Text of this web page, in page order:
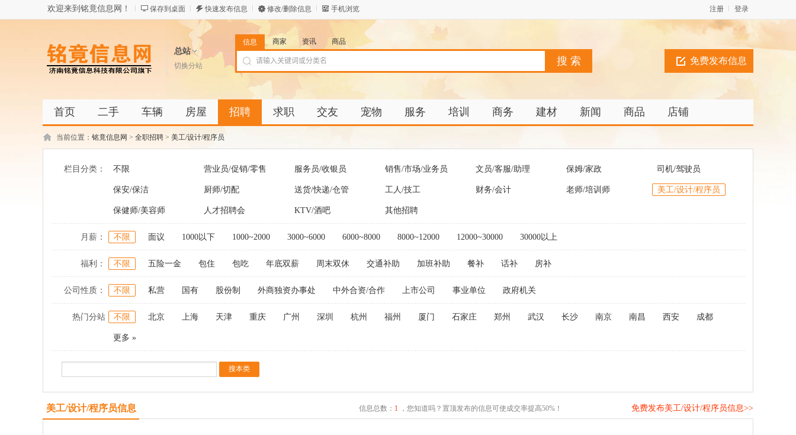
欢迎来到铭竟信息网！ 保存到桌面 快速发布信息 修改/删除信息 手机浏览 登录
注册
总站
切换分站 免费发布信息
信息 商家 资讯 商品
首页 二手 车辆 房屋 招聘 求职 交友 宠物 服务 培训 商务 建材 新闻 商品 店铺
当前位置： 铭竟信息网 > 全职招聘 > 美工/设计/程序员
栏目分类： 不限 营业员/促销/零售 服务员/收银员 销售/市场/业务员 文员/客服/助理 保姆/家政 司机/驾驶员
保安/保洁 厨师/切配 送货/快递/仓管 工人/技工 财务/会计 老师/培训师 美工/设计/程序员
保健师/美容师 人才招聘会 KTV/酒吧 其他招聘
月薪： 不限 面议 1000以下 1000~2000 3000~6000 6000~8000 8000~12000 12000~30000 30000以上
福利： 不限 五险一金 包住 包吃 年底双薪 周末双休 交通补助 加班补助 餐补 话补 房补
公司性质： 不限 私营 国有 股份制 外商独资办事处 中外合资/合作 上市公司 事业单位 政府机关
热门分站 不限 北京 上海 天津 重庆 广州 深圳 杭州 福州 厦门 石家庄 郑州 武汉 长沙 南京 南昌 西安 成都
更多 »
美工/设计/程序员信息 信息总数： 1 ，您知道吗？置顶发布的信息可使成交率提高50%！ 免费发布美工/设计/程序员信息>>